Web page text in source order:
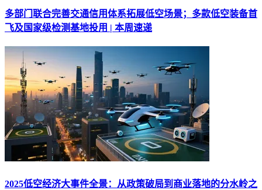
多部门联合完善交通信用体系拓展低空场景；多款低空装备首
飞及国家级检测基地投用 | 本周速递
2025低空经济大事件全景：从政策破局到商业落地的分水岭之